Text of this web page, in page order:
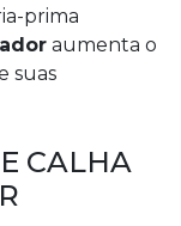
prima
aumenta o
suas
CALHA